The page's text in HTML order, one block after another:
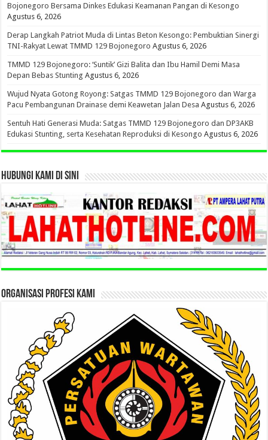
Bojonegoro Bersama Dinkes Edukasi Keamanan Pangan di Kesongo
Agustus 6, 2026
Derap Langkah Patriot Muda di Lintas Beton Kesongo: Pembuktian Sinergi
TNI-Rakyat Lewat TMMD 129 Bojonegoro Agustus 6, 2026
TMMD 129 Bojonegoro: ‘Suntik’ Gizi Balita dan Ibu Hamil Demi Masa
Depan Bebas Stunting Agustus 6, 2026
Wujud Nyata Gotong Royong: Satgas TMMD 129 Bojonegoro dan Warga
Pacu Pembangunan Drainase demi Keawetan Jalan Desa Agustus 6, 2026
Sentuh Hati Generasi Muda: Satgas TMMD 129 Bojonegoro dan DP3AKB
Edukasi Stunting, serta Kesehatan Reproduksi di Kesongo Agustus 6, 2026
HUBUNGI KAMI DI SINI
ORGANISASI PROFESI KAMI